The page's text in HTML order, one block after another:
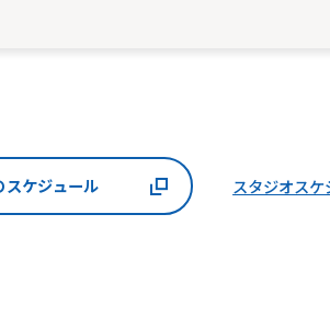
スケジュール スタジオスケ